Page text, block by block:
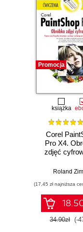
Promocja
książka
Corel
Pro X4.
zdjęć
Roland
(17,45 zł najniższa
34.90zł (-